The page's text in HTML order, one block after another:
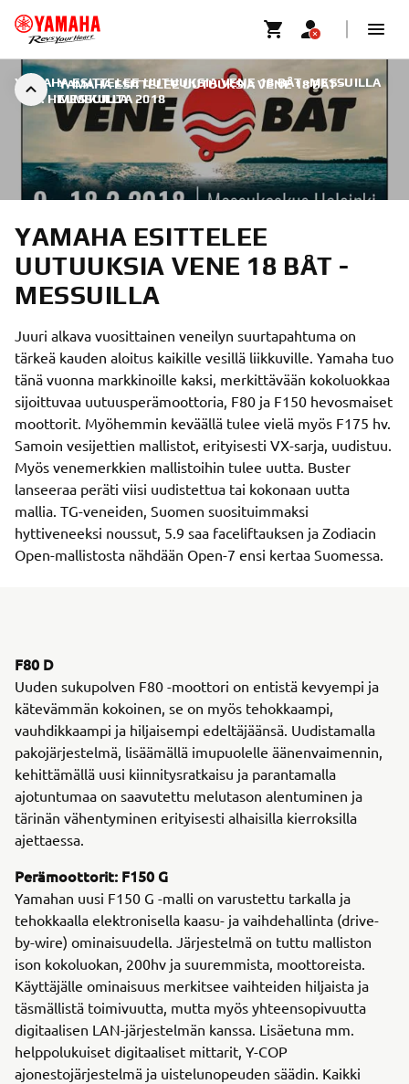
YAMAHA ESITTELEE UUTUUKSIA VENE 18 BÅT -
MESSUILLA
YAMAHA ESITTELEE UUTUUKSIA VENE 18 BÅT -MESSUILLA
8. HELMIKUUTA 2018
YAMAHA ESITTELEE
UUTUUKSIA VENE 18 BÅT -
MESSUILLA
Juuri alkava vuosittainen veneilyn suurtapahtuma on
tärkeä kauden aloitus kaikille vesillä liikkuville. Yamaha tuo
tänä vuonna markkinoille kaksi, merkittävään kokoluokkaa
sijoittuvaa uutuusperämoottoria, F80 ja F150 hevosmaiset
moottorit. Myöhemmin keväällä tulee vielä myös F175 hv.
Samoin vesijettien mallistot, erityisesti VX-sarja, uudistuu.
Myös venemerkkien mallistoihin tulee uutta. Buster
lanseeraa peräti viisi uudistettua tai kokonaan uutta
mallia. TG-veneiden, Suomen suosituimmaksi
hyttiveneeksi noussut, 5.9 saa faceliftauksen ja Zodiacin
Open-mallistosta nähdään Open-7 ensi kertaa Suomessa.
F80 D
Uuden sukupolven F80 -moottori on entistä kevyempi ja
kätevämmän kokoinen, se on myös tehokkaampi,
vauhdikkaampi ja hiljaisempi edeltäjäänsä. Uudistamalla
pakojärjestelmä, lisäämällä imupuolelle äänenvaimennin,
kehittämällä uusi kiinnitysratkaisu ja parantamalla
ajotuntumaa on saavutettu melutason alentuminen ja
tärinän vähentyminen erityisesti alhaisilla kierroksilla
ajettaessa.
Perämoottorit: F150 G
Yamahan uusi F150 G -malli on varustettu tarkalla ja
tehokkaalla elektronisella kaasu- ja vaihdehallinta (drive-
by-wire) ominaisuudella. Järjestelmä on tuttu malliston
ison kokoluokan, 200hv ja suuremmista, moottoreista.
Käyttäjälle ominaisuus merkitsee vaihteiden hiljaista ja
täsmällistä toimivuutta, mutta myös yhteensopivuutta
digitaalisen LAN-järjestelmän kanssa. Lisäetuna mm.
helppolukuiset digitaaliset mittarit, Y-COP
ajonestojärjestelmä ja uistelunopeuden säädin. Kaikki